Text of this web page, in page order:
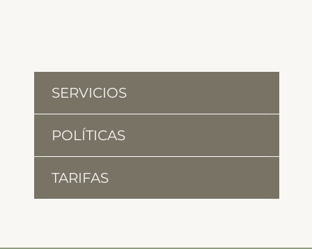
SERVICIOS
POLÍTICAS
TARIFAS